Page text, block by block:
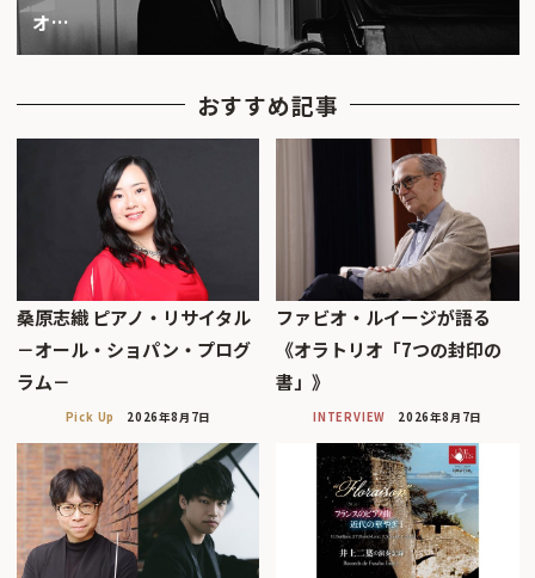
オ…
おすすめ記事
桑原志織 ピアノ・リサイタル
－オール・ショパン・プログ
ラム－
Pick Up 2026年8月7日
ファビオ・ルイージが語る
《オラトリオ「7つの封印の
書」》
INTERVIEW 2026年8月7日